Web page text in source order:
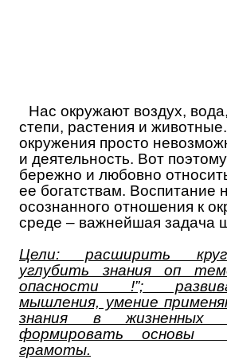
Нас окружают воздух,
степи, растения и
окружения просто
и деятельность. Вот
бережно и любовно
ее богатствам. Воспитание
осознанного отношения к
среде – важнейшая задача
Цели: расширить
углубить знания оп
опасности !”;
мышления, умение
знания в жизненных
формировать основы
грамоты.